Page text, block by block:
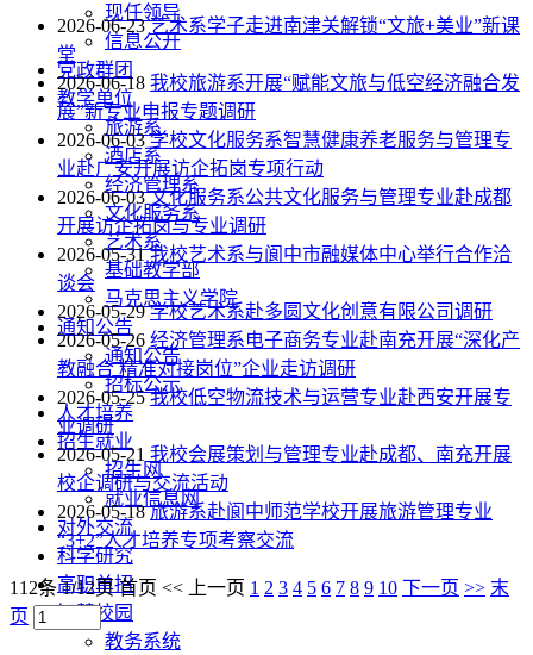
现任领导
信息公开
党政群团
教学单位
旅游系
酒店系
经济管理系
文化服务系
艺术系
基础教学部
马克思主义学院
通知公告
通知公告
招标公示
人才培养
招生就业
招生网
就业信息网
对外交流
科学研究
高职单招
智慧校园
教务系统
2026-06-23 艺术系学子走进南津关解锁“文旅+美业”新课
堂
2026-06-18 我校旅游系开展“赋能文旅与低空经济融合发
展”新专业申报专题调研
2026-06-03 学校文化服务系智慧健康养老服务与管理专
业赴广安开展访企拓岗专项行动
2026-06-03 文化服务系公共文化服务与管理专业赴成都
开展访企拓岗与专业调研
2026-05-31 我校艺术系与阆中市融媒体中心举行合作洽
谈会
2026-05-29 学校艺术系赴多圆文化创意有限公司调研
2026-05-26 经济管理系电子商务专业赴南充开展“深化产
教融合 精准对接岗位”企业走访调研
2026-05-25 我校低空物流技术与运营专业赴西安开展专
业调研
2026-05-21 我校会展策划与管理专业赴成都、南充开展
校企调研与交流活动
2026-05-18 旅游系赴阆中师范学校开展旅游管理专业
“3+2”人才培养专项考察交流
112条 1/12页首页 << 上一页 1 2 3 4 5 6 7 8 9 10 下一页 >> 末
页